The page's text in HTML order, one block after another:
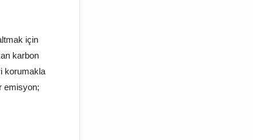
için
karbon
korumakla
emisyon;